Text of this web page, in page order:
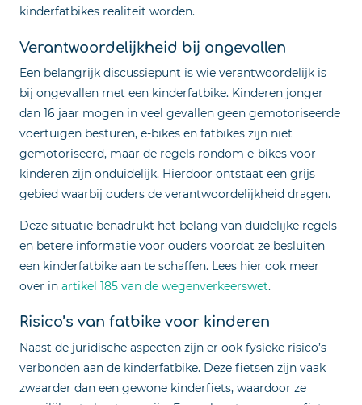
kinderfatbikes realiteit worden.
Verantwoordelijkheid bij ongevallen
Een belangrijk discussiepunt is wie verantwoordelijk is
bij ongevallen met een kinderfatbike. Kinderen jonger
dan 16 jaar mogen in veel gevallen geen gemotoriseerde
voertuigen besturen, e-bikes en fatbikes zijn niet
gemotoriseerd, maar de regels rondom e-bikes voor
kinderen zijn onduidelijk. Hierdoor ontstaat een grijs
gebied waarbij ouders de verantwoordelijkheid dragen.
Deze situatie benadrukt het belang van duidelijke regels
en betere informatie voor ouders voordat ze besluiten
een kinderfatbike aan te schaffen. Lees hier ook meer
over in artikel 185 van de wegenverkeerswet.
Risico’s van fatbike voor kinderen
Naast de juridische aspecten zijn er ook fysieke risico’s
verbonden aan de kinderfatbike. Deze fietsen zijn vaak
zwaarder dan een gewone kinderfiets, waardoor ze